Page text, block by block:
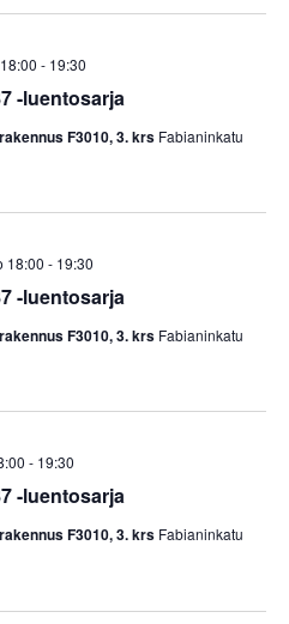
-luentosarja
- 19:30
F3010, 3. krs Fabianinkatu
-luentosarja
18:00 - 19:30
F3010, 3. krs Fabianinkatu
-luentosarja
- 19:30
F3010, 3. krs Fabianinkatu